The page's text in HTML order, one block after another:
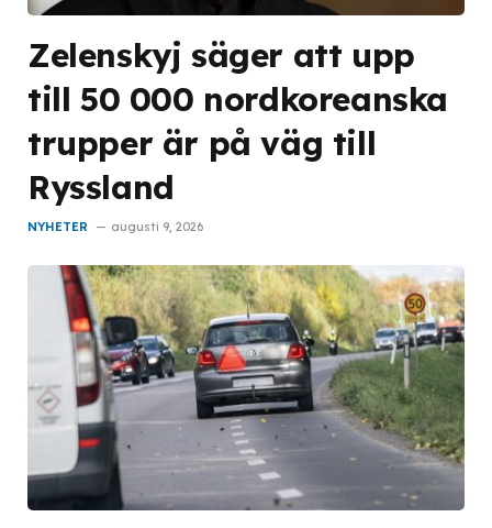
Zelenskyj säger att upp
till 50 000 nordkoreanska
trupper är på väg till
Ryssland
NYHETER augusti 9, 2026